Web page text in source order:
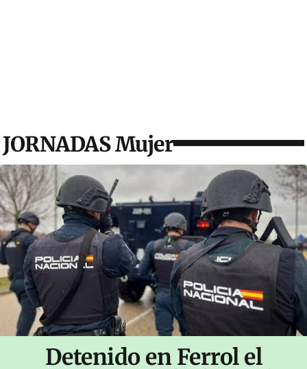
JORNADAS Mujer
Detenido en Ferrol el